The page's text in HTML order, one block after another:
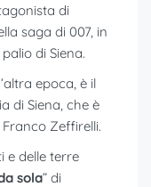
di
saga di 007, in
di Siena.
epoca, è il
di Siena, che è
Franco Zeffirelli.
e delle terre
sola” di